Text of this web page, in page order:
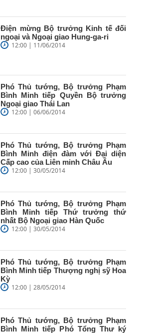
Điện mừng Bộ trưởng Kinh tế đối
ngoại và Ngoại giao Hung-ga-ri
12:00 | 11/06/2014
Phó Thủ tướng, Bộ trưởng Phạm
Bình Minh tiếp Quyền Bộ trưởng
Ngoại giao Thái Lan
12:00 | 06/06/2014
Phó Thủ tướng, Bộ trưởng Phạm
Bình Minh điện đàm với Đại diện
Cấp cao của Liên minh Châu Âu
12:00 | 30/05/2014
Phó Thủ tướng, Bộ trưởng Phạm
Bình Minh tiếp Thứ trưởng thứ
nhất Bộ Ngoại giao Hàn Quốc
12:00 | 30/05/2014
Phó Thủ tướng, Bộ trưởng Phạm
Bình Minh tiếp Thượng nghị sỹ Hoa
Kỳ
12:00 | 28/05/2014
Phó Thủ tướng, Bộ trưởng Phạm
Bình Minh tiếp Phó Tổng Thư ký